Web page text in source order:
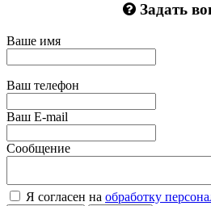
Задать
Ваше имя
Ваш телефон
Ваш E-mail
Сообщение
Я согласен на обработку